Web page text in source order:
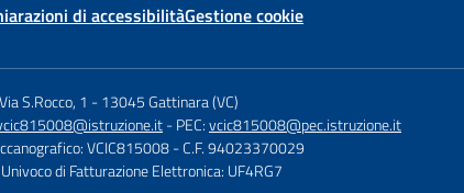
di accessibilitàGestione cookie
Via S.Rocco, 1 -13045 Gattinara (VC)
- PEC:vcic815008@pec.istruzione.it
VCIC815008 - C.F. 94023370029
di Fatturazione Elettronica: UF4RG7